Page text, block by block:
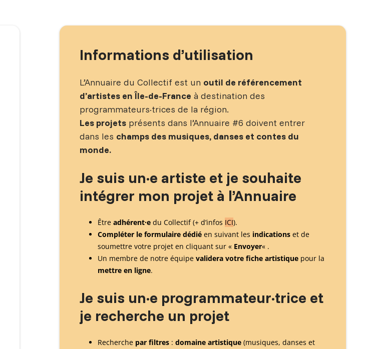
Informations d’utilisation
L’Annuaire du Collectif est un outil de référencement
d’artistes en Île-de-France à destination des
programmateurs·trices de la région.
Les projets présents dans l’Annuaire #6 doivent entrer
dans les champs des musiques, danses et contes du
monde.
Je suis un·e artiste et je souhaite
intégrer mon projet à l’Annuaire
Être adhérent·e du Collectif (+ d’infos ICI).
Compléter le formulaire dédié en suivant les indications et de
soumettre votre projet en cliquant sur « Envoyer« .
Un membre de notre équipe validera votre fiche artistique pour la
mettre en ligne.
Je suis un·e programmateur·trice et
je recherche un projet
Recherche par filtres : domaine artistique (musiques, danses et